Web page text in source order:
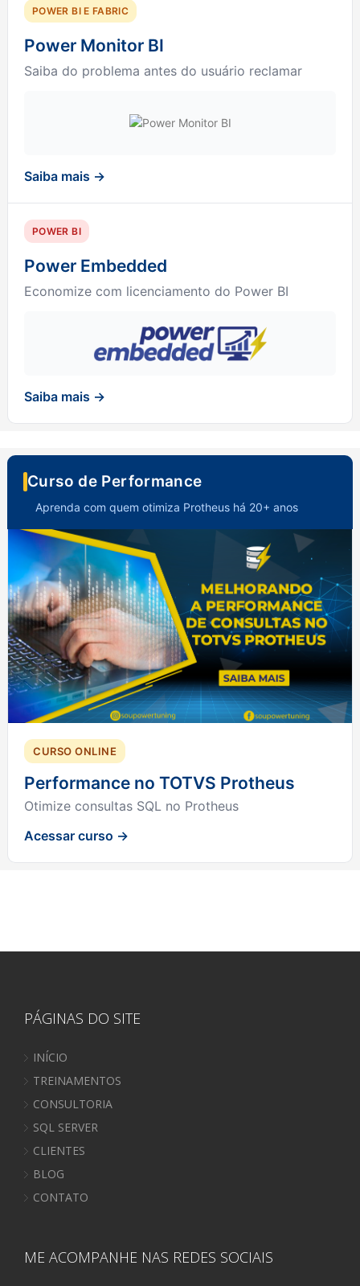
POWER BI E FABRIC
Power Monitor BI
Saiba do problema antes do usuário reclamar
Saiba mais →
POWER BI
Power Embedded
Economize com licenciamento do Power BI
Saiba mais →
Curso de Performance
Aprenda com quem otimiza Protheus há 20+ anos
CURSO ONLINE
Performance no TOTVS Protheus
Otimize consultas SQL no Protheus
Acessar curso →
PÁGINAS DO SITE
INÍCIO
TREINAMENTOS
CONSULTORIA
SQL SERVER
CLIENTES
BLOG
CONTATO
ME ACOMPANHE NAS REDES SOCIAIS